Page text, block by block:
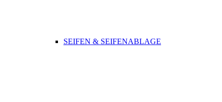
SEIFEN & SEIFENABLAGE